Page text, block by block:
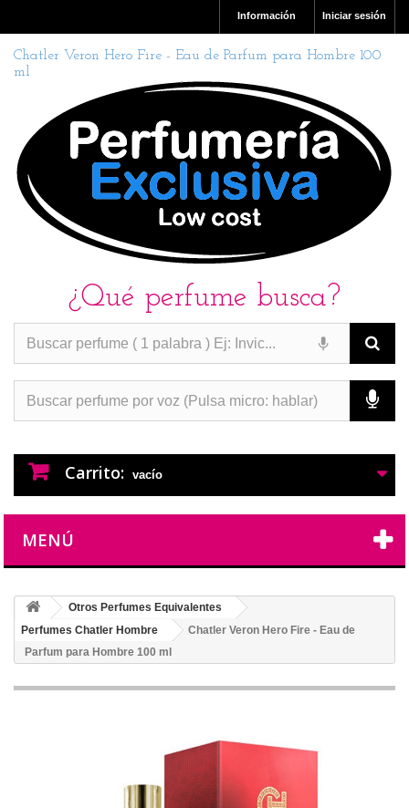
Iniciar sesión
Información
Chatler Veron Hero Fire - Eau de Parfum para Hombre 100
ml
¿Qué perfume busca?
Carrito: vacío
MENÚ
Otros Perfumes Equivalentes
Perfumes Chatler Hombre
Chatler Veron Hero Fire - Eau de
Parfum para Hombre 100 ml